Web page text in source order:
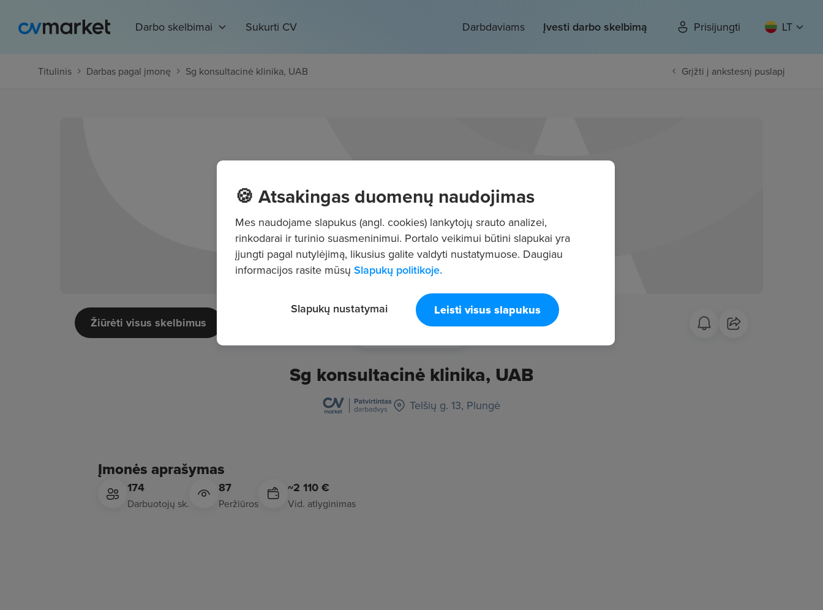
Darbo skelbimai Sukurti CV Darbdaviams Įvesti darbo skelbimą Prisijungti LT
Titulinis Darbas pagal įmonę Sg konsultacinė klinika, UAB Grįžti į ankstesnį puslapį
Žiūrėti visus skelbimus
Sg konsultacinė klinika, UAB
Telšių g. 13, Plungė
Įmonės aprašymas
174
Darbuotojų sk.
87
Peržiūros
~2 110 €
Vid. atlyginimas
🍪 Atsakingas duomenų naudojimas
Mes naudojame slapukus (angl. cookies) lankytojų srauto analizei,
rinkodarai ir turinio suasmeninimui. Portalo veikimui būtini slapukai yra
įjungti pagal nutylėjimą, likusius galite valdyti nustatymuose. Daugiau
informacijos rasite mūsų Slapukų politikoje.
Leisti visus slapukus
Slapukų nustatymai